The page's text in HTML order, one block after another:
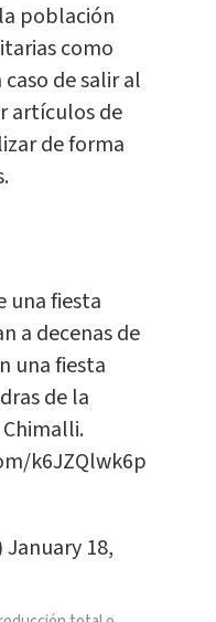
población
como
caso de salir al
artículos de
de forma
una fiesta
a decenas de
una fiesta
de la
k6JZQlwk6p
January 18,